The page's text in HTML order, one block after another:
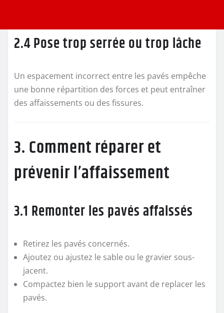
2.4 Pose trop serrée ou trop lâche
Un espacement incorrect entre les pavés empêche
une bonne répartition des forces et peut entraîner
des affaissements ou des fissures.
3. Comment réparer et
prévenir l’affaissement
3.1 Remonter les pavés affaissés
Retirez les pavés concernés.
Ajoutez ou ajustez le sable ou le gravier sous-
jacent.
Compactez bien le support avant de replacer les
pavés.